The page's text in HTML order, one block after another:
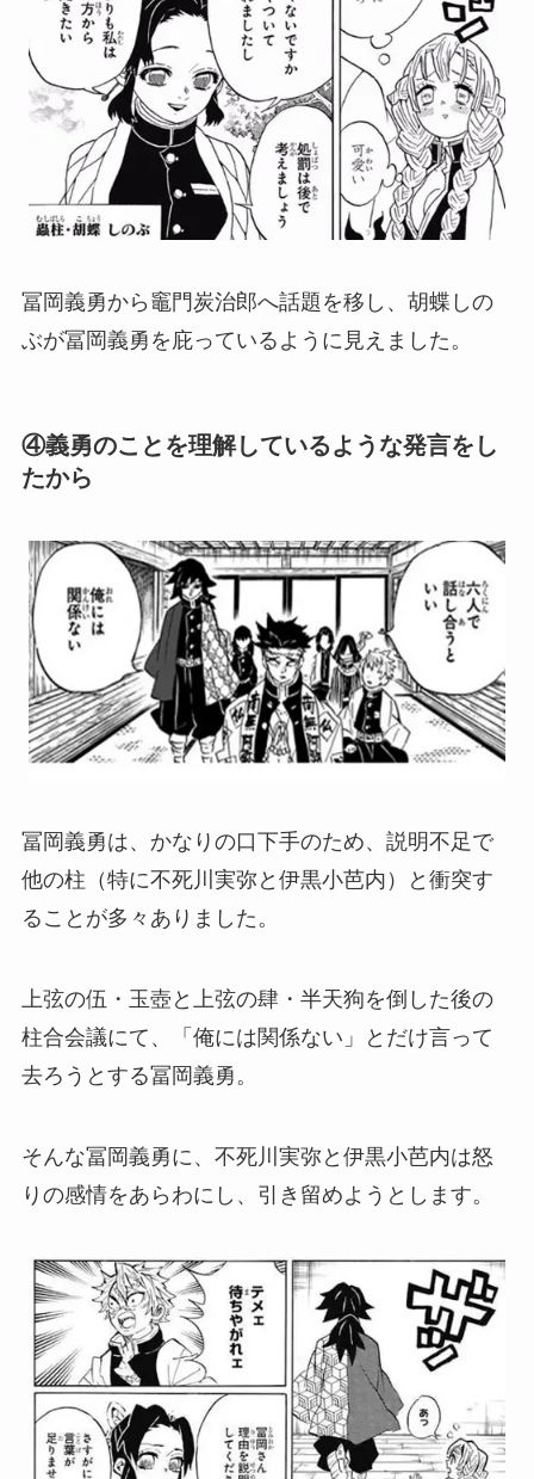
冨岡義勇から竈門炭治郎へ話題を移し、胡蝶しの
ぶが冨岡義勇を庇っているように見えました。
④義勇のことを理解しているような発言をし
たから
冨岡義勇は、かなりの口下手のため、説明不足で
他の柱（特に不死川実弥と伊黒小芭内）と衝突す
ることが多々ありました。
上弦の伍・玉壺と上弦の肆・半天狗を倒した後の
柱合会議にて、「俺には関係ない」とだけ言って
去ろうとする冨岡義勇。
そんな冨岡義勇に、不死川実弥と伊黒小芭内は怒
りの感情をあらわにし、引き留めようとします。